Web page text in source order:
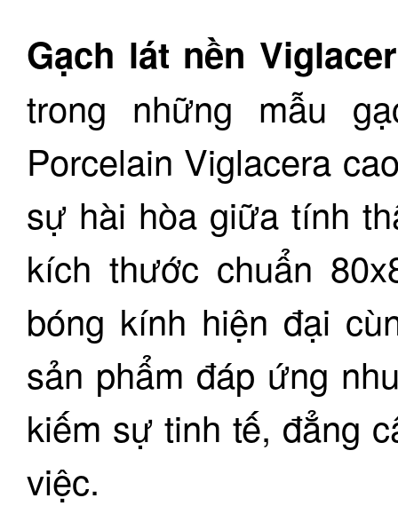
Gạch lát nền
trong những mẫu
Porcelain Viglacera
sự hài hòa giữa tính
kích thước chuẩn
bóng kính hiện đại
sản phẩm đáp ứng
kiếm sự tinh tế, đẳng
việc.